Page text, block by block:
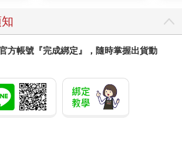
方帳號『完成綁定』，隨時掌握出貨動